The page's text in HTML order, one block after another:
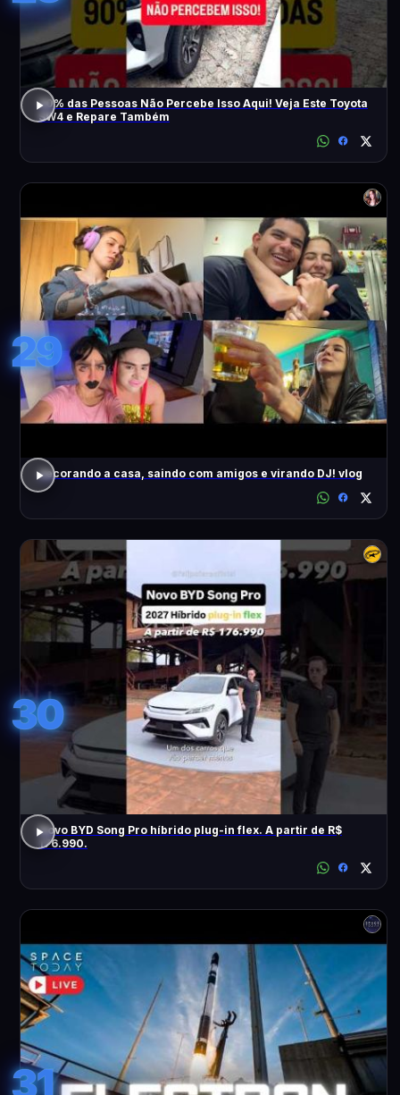
90% das Pessoas Não Percebe Isso Aqui! Veja Este Toyota
SW4 e Repare Também
29
decorando a casa, saindo com amigos e virando DJ! vlog
30
Novo BYD Song Pro híbrido plug-in flex. A partir de R$
176.990.
31